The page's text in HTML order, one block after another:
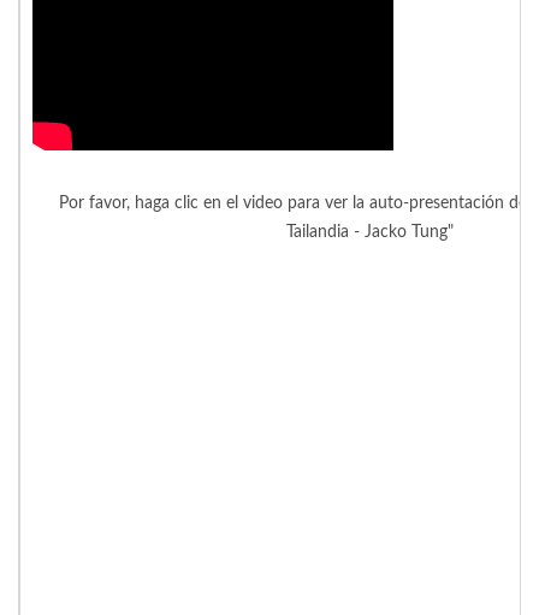
Por favor, haga clic en el video para ver la auto-presentación de
Tailandia - Jacko Tung"